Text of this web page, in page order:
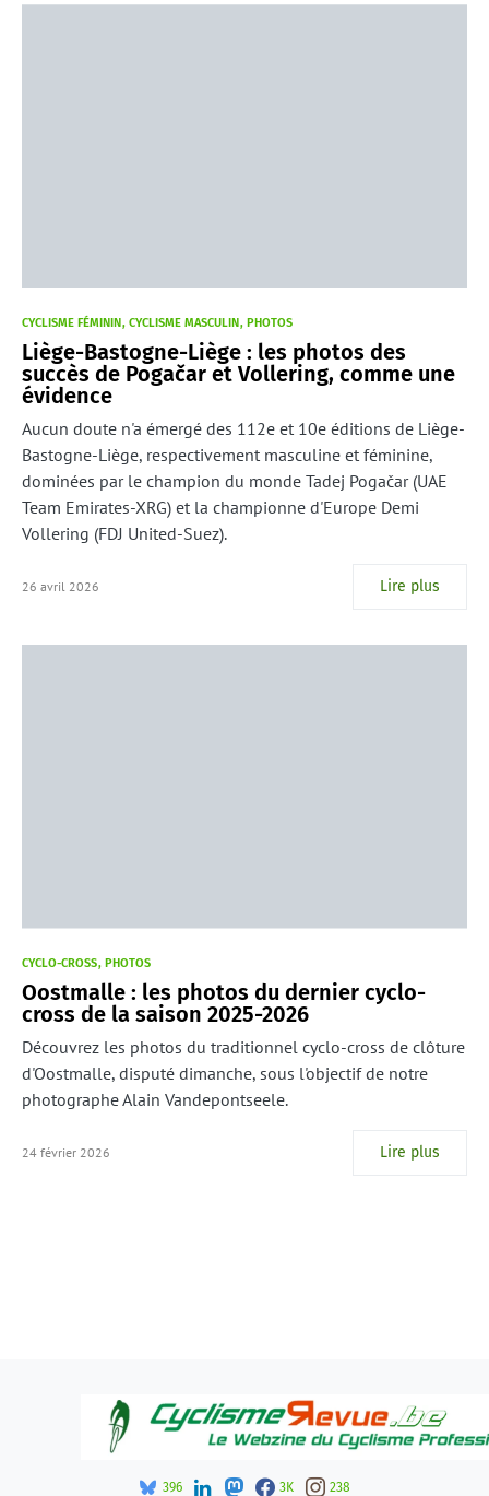
CYCLISME FÉMININ CYCLISME MASCULIN PHOTOS
Liège-Bastogne-Liège : les photos des
succès de Pogačar et Vollering, comme une
évidence
Aucun doute n'a émergé des 112e et 10e éditions de Liège-
Bastogne-Liège, respectivement masculine et féminine,
dominées par le champion du monde Tadej Pogačar (UAE
Team Emirates-XRG) et la championne d'Europe Demi
Vollering (FDJ United-Suez).
26 avril 2026 Lire plus
CYCLO-CROSS PHOTOS
Oostmalle : les photos du dernier cyclo-
cross de la saison 2025-2026
Découvrez les photos du traditionnel cyclo-cross de clôture
d'Oostmalle, disputé dimanche, sous l'objectif de notre
photographe Alain Vandepontseele.
24 février 2026 Lire plus
396 3K 238